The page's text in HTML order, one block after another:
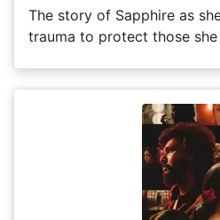
The story of Sapphire as
trauma to protect those she